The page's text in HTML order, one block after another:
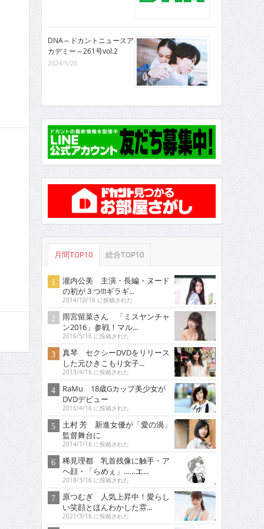
DNA～ドカントニュースア
カデミー～261号vol.2
2024/5/20
月間TOP10 総合TOP10
瀧内公美 主演・長編・ヌード
の初が３つ!!!ギラギ...
2014/10/16 に投稿された
雨宮留菜さん 「ミスヤンチャ
ン2016」参戦！マル...
2016/5/16 に投稿された
真琴 セクシーDVDをリリース
した元ひきこもり女子...
2013/4/16 に投稿された
RaMu 18歳Gカップ美少女が
DVDデビュー
2016/4/16 に投稿された
土村 芳 新進女優が「愛の渦」
監督舞台に
2014/7/16 に投稿された
稀見理都 乳首残像に触手・ア
ヘ顔・「らめぇ」……エ...
2018/3/16 に投稿された
原つむぎ 人気上昇中！愛らし
い笑顔とほんわかした雰...
2021/3/16 に投稿された